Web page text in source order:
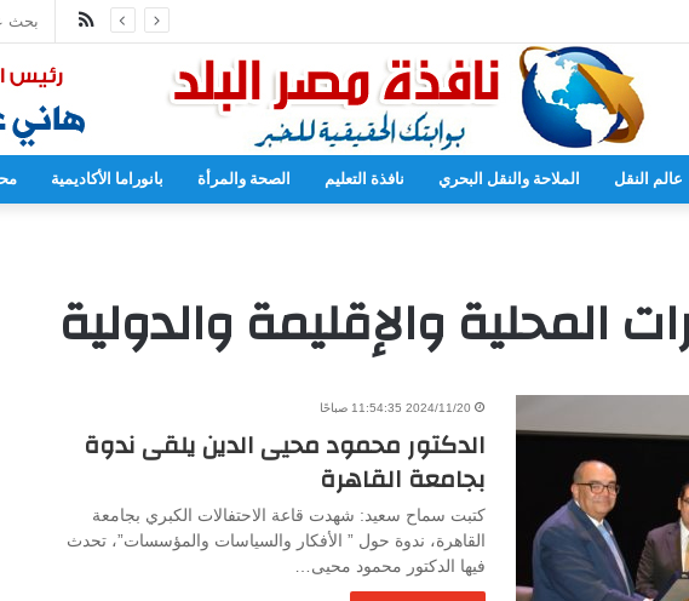
ملخص
الموقع
RSS
عالم النقل الملاحة والنقل البحري نافذة التعليم الصحة والمرأة بانوراما الأكاديمية
المحلية والإقليمة والدولية
2024/11/20 11:54:35 صباحًا
الدكتور محمود محيى الدين يلقى ندوة
بجامعة القاهرة
كتبت سماح سعيد: شهدت قاعة الاحتفالات الكبري بجامعة
القاهرة، ندوة حول ” الأفكار والسياسات والمؤسسات”، تحدث
فيها الدكتور محمود محيى…